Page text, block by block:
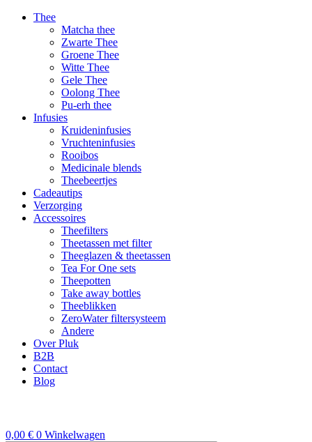
Thee
Matcha thee
Zwarte Thee
Groene Thee
Witte Thee
Gele Thee
Oolong Thee
Pu-erh thee
Infusies
Kruideninfusies
Vruchteninfusies
Rooibos
Medicinale blends
Theebeertjes
Cadeautips
Verzorging
Accessoires
Theefilters
Theetassen met filter
Theeglazen & theetassen
Tea For One sets
Theepotten
Take away bottles
Theeblikken
ZeroWater filtersysteem
Andere
Over Pluk
B2B
Contact
Blog
0,00 € 0 Winkelwagen